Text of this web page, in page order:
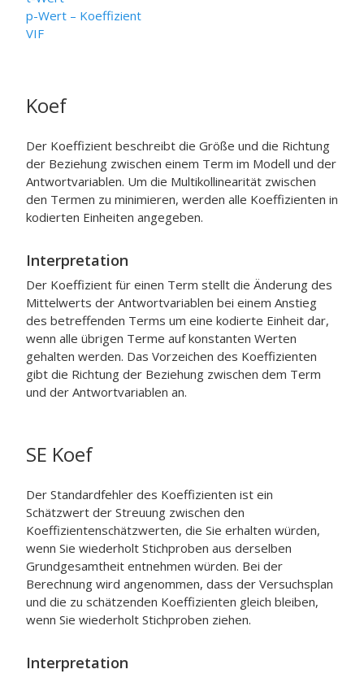
p-Wert – Koeffizient
VIF
Koef
Der Koeffizient beschreibt die Größe und die Richtung
der Beziehung zwischen einem Term im Modell und der
Antwortvariablen. Um die Multikollinearität zwischen
den Termen zu minimieren, werden alle Koeffizienten in
kodierten Einheiten angegeben.
Interpretation
Der Koeffizient für einen Term stellt die Änderung des
Mittelwerts der Antwortvariablen bei einem Anstieg
des betreffenden Terms um eine kodierte Einheit dar,
wenn alle übrigen Terme auf konstanten Werten
gehalten werden. Das Vorzeichen des Koeffizienten
gibt die Richtung der Beziehung zwischen dem Term
und der Antwortvariablen an.
SE Koef
Der Standardfehler des Koeffizienten ist ein
Schätzwert der Streuung zwischen den
Koeffizientenschätzwerten, die Sie erhalten würden,
wenn Sie wiederholt Stichproben aus derselben
Grundgesamtheit entnehmen würden. Bei der
Berechnung wird angenommen, dass der Versuchsplan
und die zu schätzenden Koeffizienten gleich bleiben,
wenn Sie wiederholt Stichproben ziehen.
Interpretation